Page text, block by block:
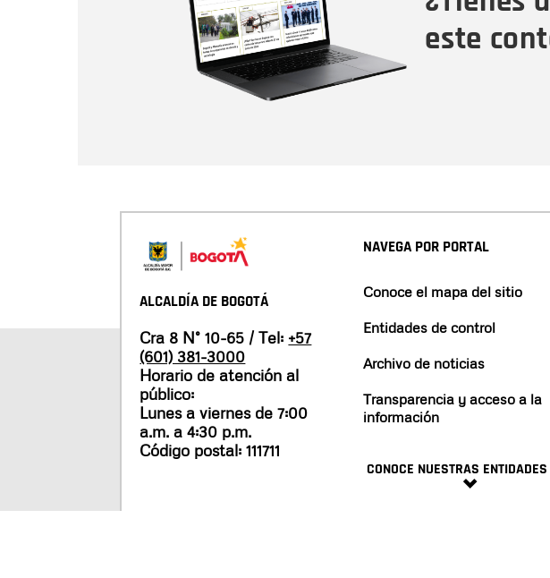
este
ALCALDÍA DE BOGOTÁ
Cra 8 N° 10-65 / Tel: +57
(601) 381-3000
Horario de atención al
público:
Lunes a viernes de 7:00
a.m. a 4:30 p.m.
Código postal: 111711
NAVEGA POR PORTAL
Conoce el mapa del sitio
Entidades de control
Archivo de noticias
Transparencia y acceso a la
información
CONOCE NUESTRAS ENTIDADES